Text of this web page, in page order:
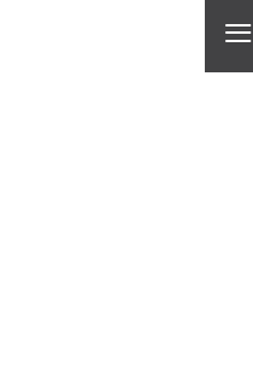
≡